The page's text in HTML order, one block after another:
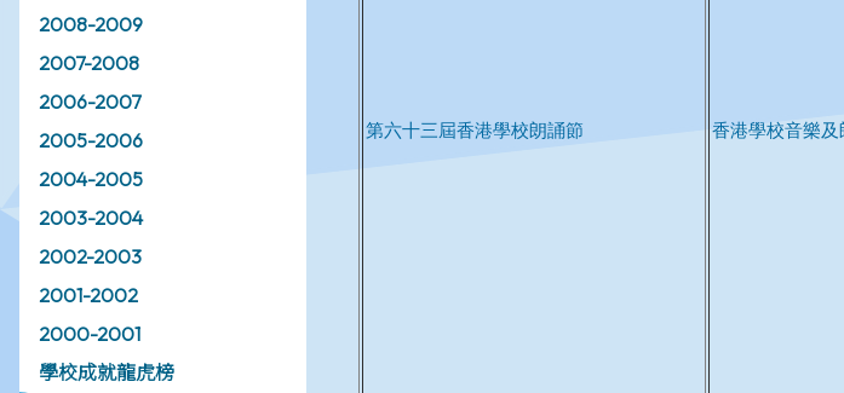
2008-2009
2007-2008
2006-2007
2005-2006
2004-2005
2003-2004
2002-2003
2001-2002
2000-2001
學校成就龍虎榜